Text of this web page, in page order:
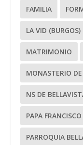
FAMILIA
LA VID (BURGOS)
MATRIMONIO
MONASTERIO
NS DE
PAPA FRANCISCO
PARROQUIA